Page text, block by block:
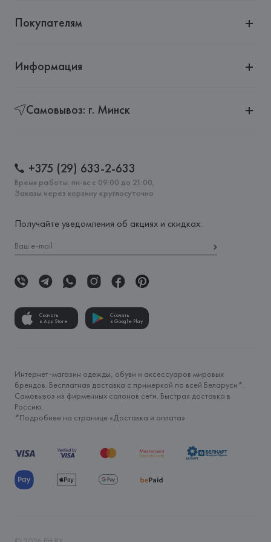
Покупателям
Информация
Самовывоз: г. Минск
+375 (29) 633-2-633
Время работы: пн-вс с 09:00 до 21:00,
Заказы через корзину круглосуточно
Получайте уведомления об акциях и скидках:
Скачать
в App Store
Скачать
в Google Play
Интернет-магазин одежды, обуви и аксессуаров мировых
брендов. Бесплатная доставка с примеркой по всей Беларуси*.
Самовывоз из фирменных салонов сети. Быстрая доставка в
Россию.
*Подробнее на странице «Доставка и оплата»